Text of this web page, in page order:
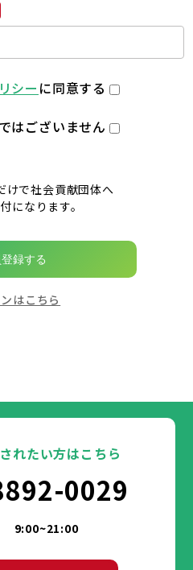
シー に同意する
はございません
けで社会貢献団体へ
になります。
録する
はこちら
れたい方はこちら
0029
9:00~21:00